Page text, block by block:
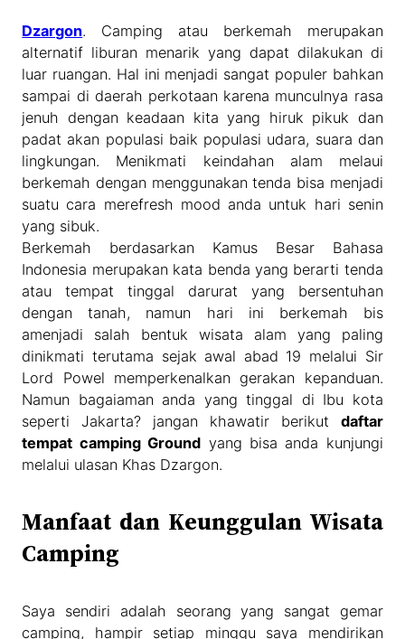
Dzargon. Camping atau berkemah merupakan
alternatif liburan menarik yang dapat dilakukan di
luar ruangan. Hal ini menjadi sangat populer bahkan
sampai di daerah perkotaan karena munculnya rasa
jenuh dengan keadaan kita yang hiruk pikuk dan
padat akan populasi baik populasi udara, suara dan
lingkungan. Menikmati keindahan alam melaui
berkemah dengan menggunakan tenda bisa menjadi
suatu cara merefresh mood anda untuk hari senin
yang sibuk.
Berkemah berdasarkan Kamus Besar Bahasa
Indonesia merupakan kata benda yang berarti tenda
atau tempat tinggal darurat yang bersentuhan
dengan tanah, namun hari ini berkemah bis
amenjadi salah bentuk wisata alam yang paling
dinikmati terutama sejak awal abad 19 melalui Sir
Lord Powel memperkenalkan gerakan kepanduan.
Namun bagaiaman anda yang tinggal di Ibu kota
seperti Jakarta? jangan khawatir berikut daftar
tempat camping Ground yang bisa anda kunjungi
melalui ulasan Khas Dzargon.
Manfaat dan Keunggulan Wisata
Camping
Saya sendiri adalah seorang yang sangat gemar
camping, hampir setiap minggu saya mendirikan